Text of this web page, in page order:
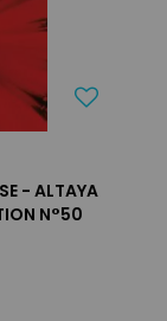
- ALTAYA
N°50